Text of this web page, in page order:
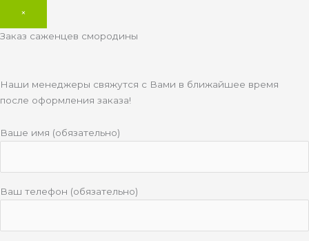
×
Заказ саженцев смородины
Наши менеджеры свяжутся с Вами в ближайшее время
после оформления заказа!
Ваше имя (обязательно)
Ваш телефон (обязательно)